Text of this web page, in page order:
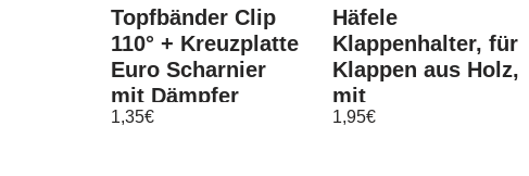
Topfbänder Clip
110° + Kreuzplatte
Euro Scharnier
mit Dämpfer
1,35€
Häfele
Klappenhalter, für
Klappen aus Holz,
mit
Schlitzführung im
1,95€